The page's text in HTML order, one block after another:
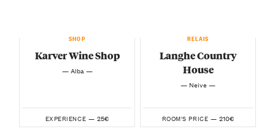
SHOP
Karver Wine Shop
— Alba —
EXPERIENCE — 25€
RELAIS
Langhe Country
House
— Neive —
ROOM'S PRICE — 210€